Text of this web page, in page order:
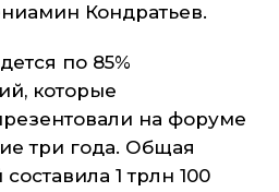
Кондратьев.
по 85%
которые
на форуме
три года. Общая
1 трлн 100